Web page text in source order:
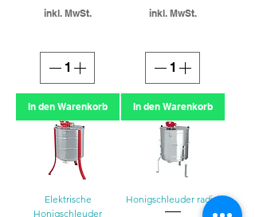
inkl. MwSt.
In den Warenkorb
inkl. MwSt.
In den Warenkorb
Elektrische
Honigschleuder
Honigschleuder radial